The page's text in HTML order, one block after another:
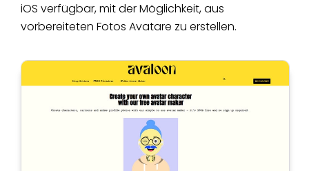
iOS verfügbar, mit der Möglichkeit, aus
vorbereiteten Fotos Avatare zu erstellen.